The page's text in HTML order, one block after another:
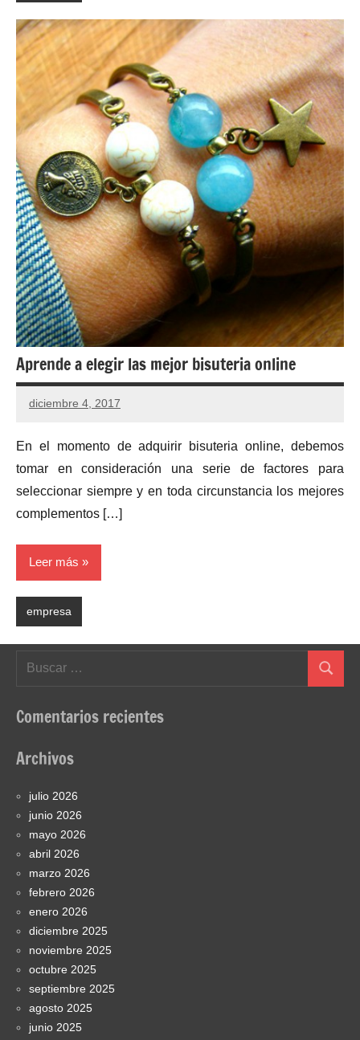
Aprende a elegir las mejor bisuteria online
diciembre 4, 2017
En el momento de adquirir bisuteria online, debemos
tomar en consideración una serie de factores para
seleccionar siempre y en toda circunstancia los mejores
complementos […]
Leer más
empresa
Buscar
Comentarios recientes
Archivos
julio 2026
junio 2026
mayo 2026
abril 2026
marzo 2026
febrero 2026
enero 2026
diciembre 2025
noviembre 2025
octubre 2025
septiembre 2025
agosto 2025
junio 2025